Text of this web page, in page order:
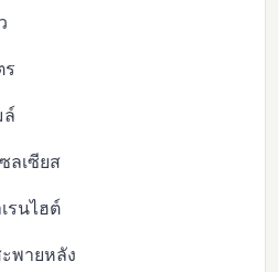
ร
ล์
ลเซียส
รนไฮต์
พายหลัง